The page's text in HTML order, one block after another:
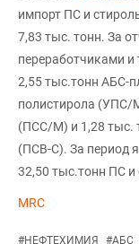
импорт ПС и
7,83 тыс. тонн. За
переработчиками
2,55 тыс.тонн АБС-
полистирола (УПС/
(ПСС/М) и 1,28 тыс.
(ПСВ-С). За период
32,50 тыс.тонн ПС и
MRC
#НЕФТЕХИМИЯ #АБС